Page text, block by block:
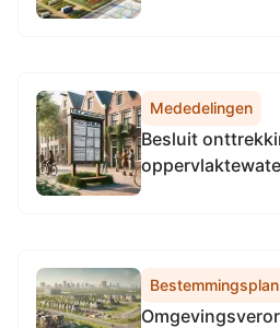
Mededelingen
Besluit
Bestemmingsplan